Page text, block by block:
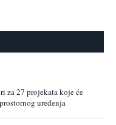
za 27 projekata koje će
uređenja